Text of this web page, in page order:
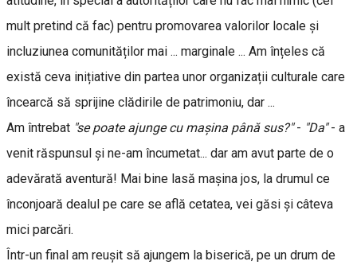
mult pretind că fac) pentru promovarea valorilor locale și
incluziunea comunităților mai ... marginale ... Am înțeles că
există ceva inițiative din partea unor organizații culturale care
încearcă să sprijine clădirile de patrimoniu, dar ...
Am întrebat "se poate ajunge cu maşina până sus?"- "Da"- a
venit răspunsul şi ne-am încumetat... dar am avut parte de o
adevărată aventură! Mai bine lasă maşina jos, la drumul ce
înconjoară dealul pe care se află cetatea, vei găsi şi câteva
mici parcări.
Într-un final am reușit să ajungem la biserică, pe un drum de